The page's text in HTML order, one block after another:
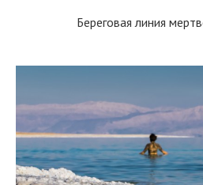
Береговая линия